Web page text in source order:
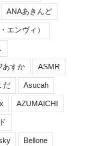
ANAあきんど
エンヴィ）
あすか ASMR
だ Asucah
AZUMAICHI
Bellone